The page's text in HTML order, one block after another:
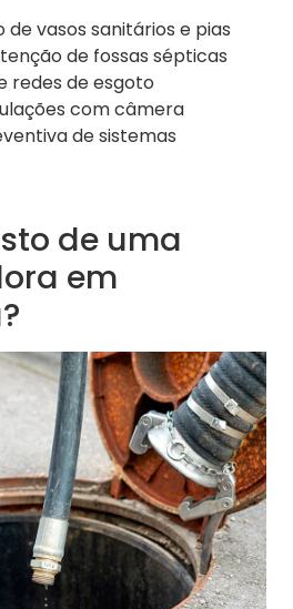
vasos sanitários e pias
de fossas sépticas
redes de esgoto
com câmera
de sistemas
de uma
em